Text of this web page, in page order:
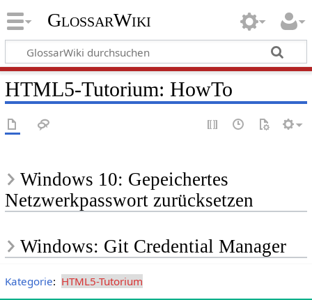
GlossarWiki
HTML5-Tutorium: HowTo
Windows 10: Gepeichertes
Netzwerkpasswort zurücksetzen
Windows: Git Credential Manager
Kategorie: HTML5-Tutorium